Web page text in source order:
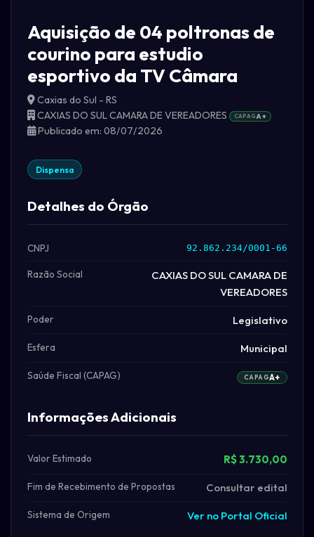
Aquisição de 04 poltronas de
courino para estudio
esportivo da TV Câmara
Caxias do Sul - RS
CAXIAS DO SUL CAMARA DE VEREADORES
CAPAGA+
Publicado em: 08/07/2026
Dispensa
Detalhes do Órgão
CNPJ 92.862.234/0001-66
Razão Social
CAXIAS DO SUL CAMARA DE
VEREADORES
Poder Legislativo
Esfera Municipal
Saúde Fiscal (CAPAG) CAPAGA+
Informações Adicionais
Valor Estimado R$ 3.730,00
Fim de Recebimento de Propostas Consultar edital
Sistema de Origem Ver no Portal Oficial